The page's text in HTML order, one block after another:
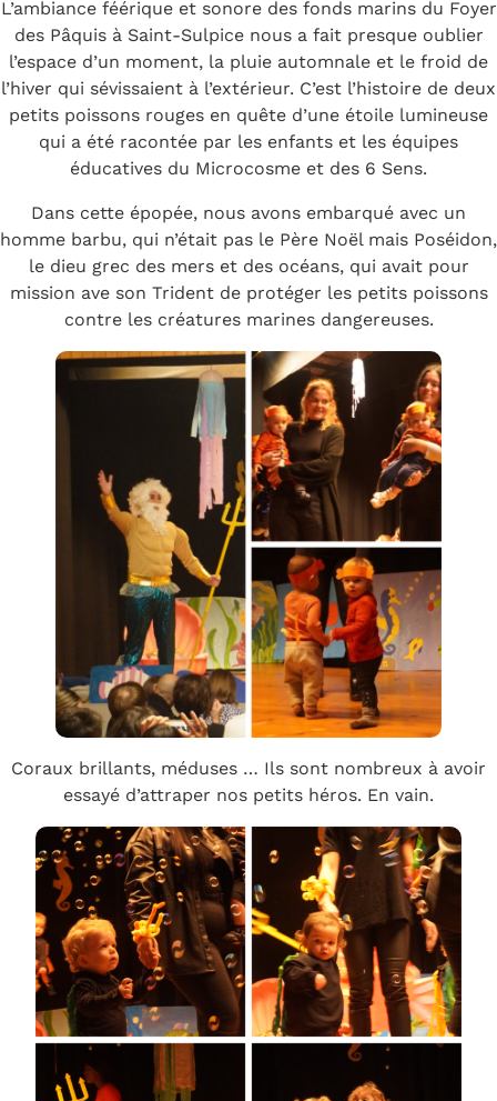
L’ambiance féérique et sonore des fonds marins du Foyer
des Pâquis à Saint-Sulpice nous a fait presque oublier
l’espace d’un moment, la pluie automnale et le froid de
l’hiver qui sévissaient à l’extérieur. C’est l’histoire de deux
petits poissons rouges en quête d’une étoile lumineuse
qui a été racontée par les enfants et les équipes
éducatives du Microcosme et des 6 Sens.
Dans cette épopée, nous avons embarqué avec un
homme barbu, qui n’était pas le Père Noël mais Poséidon,
le dieu grec des mers et des océans, qui avait pour
mission ave son Trident de protéger les petits poissons
contre les créatures marines dangereuses.
Coraux brillants, méduses … Ils sont nombreux à avoir
essayé d’attraper nos petits héros. En vain.